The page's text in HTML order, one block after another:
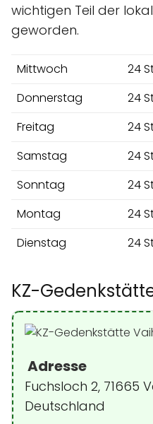
wichtigen Teil der
geworden.
Mittwoch
24
Donnerstag
24
Freitag
24
Samstag
24
Sonntag
24
Montag
24
Dienstag
24
KZ-
Adresse
Fuchsloch 2, 71665
Deutschland